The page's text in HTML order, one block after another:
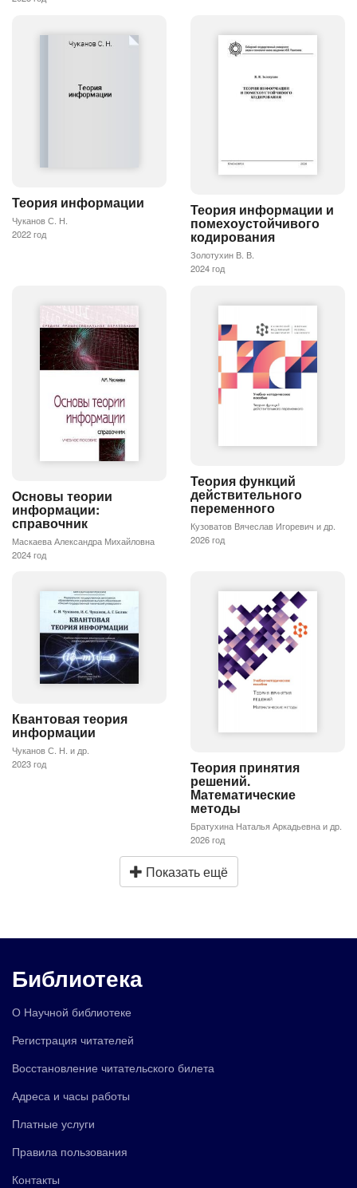
Теория информации
Чуканов С. Н.
2022 год
Теория информации и
помехоустойчивого
кодирования
Золотухин В. В.
2024 год
Основы теории
информации:
справочник
Маскаева Александра Михайловна
2024 год
Теория функций
действительного
переменного
Кузоватов Вячеслав Игоревич и др.
2026 год
Квантовая теория
информации
Чуканов С. Н. и др.
2023 год
Теория принятия
решений.
Математические
методы
Братухина Наталья Аркадьевна и др.
2026 год
Показать ещё
Библиотека
О Научной библиотеке
Регистрация читателей
Восстановление читательского билета
Адреса и часы работы
Платные услуги
Правила пользования
Контакты